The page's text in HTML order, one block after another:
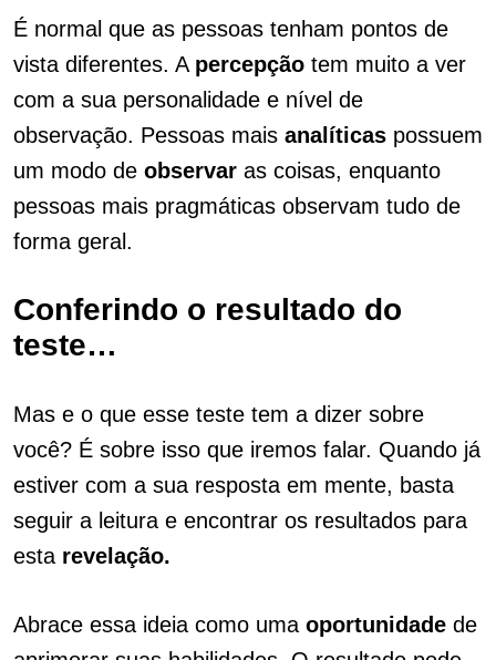
É normal que as pessoas tenham pontos de
vista diferentes. A percepção tem muito a ver
com a sua personalidade e nível de
observação. Pessoas mais analíticas possuem
um modo de observar as coisas, enquanto
pessoas mais pragmáticas observam tudo de
forma geral.
Conferindo o resultado do
teste…
Mas e o que esse teste tem a dizer sobre
você? É sobre isso que iremos falar. Quando já
estiver com a sua resposta em mente, basta
seguir a leitura e encontrar os resultados para
esta revelação.
Abrace essa ideia como uma oportunidade de